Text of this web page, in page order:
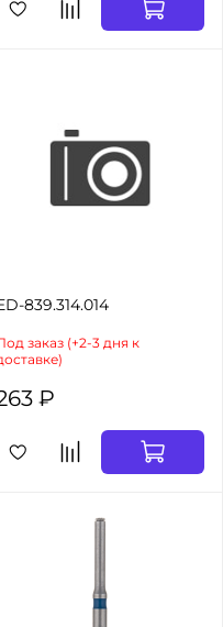
839.314.014
заказ (+2-3 дня к
₽